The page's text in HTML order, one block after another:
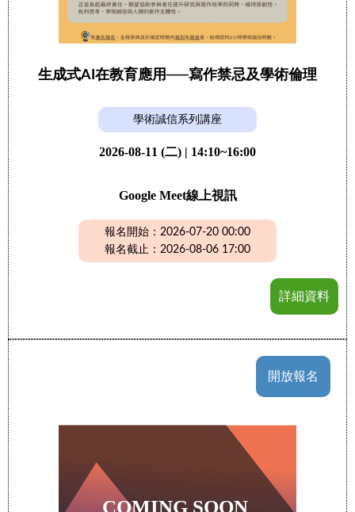
生成式AI在教育應用──寫作禁忌及學術倫理
學術誠信系列講座
2026-08-11 (二) | 14:10~16:00
Google Meet線上視訊
報名開始：2026-07-20 00:00
報名截止：2026-08-06 17:00
詳細資料
開放報名